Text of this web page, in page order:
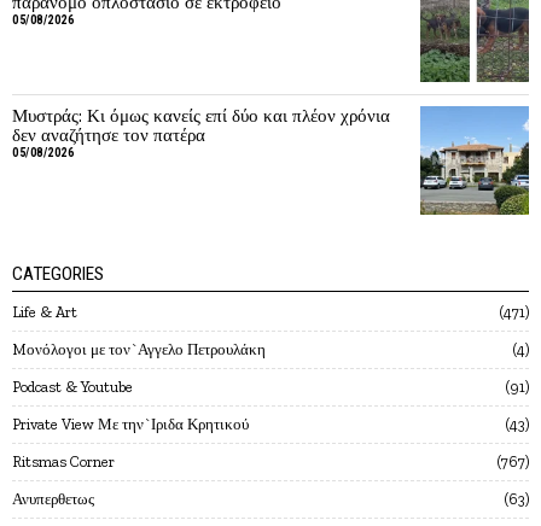
05/08/2026
Μυστράς: Κι όμως κανείς επί δύο και πλέον χρόνια
δεν αναζήτησε τον πατέρα
05/08/2026
CATEGORIES
Life & Art 471
Mονόλογοι με τον`Αγγελο Πετρουλάκη 4
Podcast & Youtube 91
Private View Με την`Ιριδα Κρητικού 43
Ritsmas Corner 767
Ανυπερθετως 63